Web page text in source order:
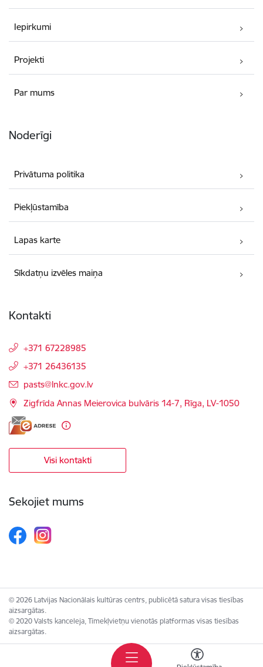
Iepirkumi
Projekti
Par mums
Noderīgi
Privātuma politika
Piekļūstamība
Lapas karte
Sīkdatņu izvēles maiņa
Kontakti
+371 67228985
+371 26436135
E-pasts:
pasts@lnkc.gov.lv
Zigfrīda Annas Meierovica bulvāris 14-7, Rīga, LV-1050
Visi kontakti
Sekojiet mums
© 2026 Latvijas Nacionālais kultūras centrs, publicētā satura visas tiesības
aizsargātas.
© 2020 Valsts kanceleja, Tīmekļvietņu vienotās platformas visas tiesības
aizsargātas.